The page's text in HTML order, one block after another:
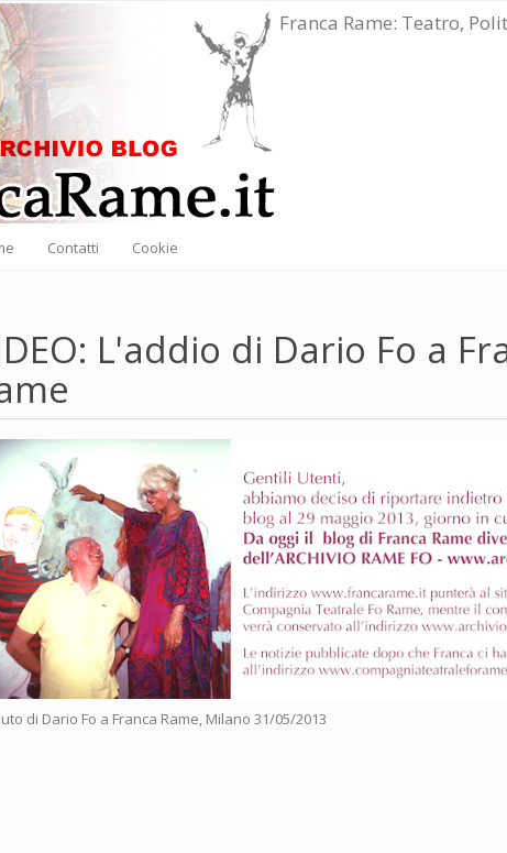
Franca Rame: Teatro,
Contatti Cookie
L'addio di Dario Fo a
di Dario Fo a Franca Rame, Milano 31/05/2013